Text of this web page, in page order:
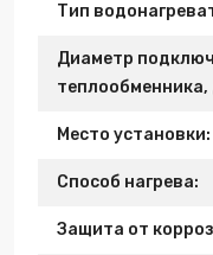
Тип
Диаметр
Место установки:
Способ нагрева:
Защита от